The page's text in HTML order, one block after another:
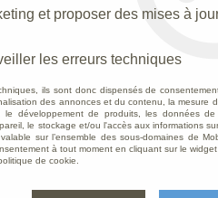
DE NOËL
et proposer des mises à
les erreurs techniques
ils sont donc dispensés de
des annonces et du contenu, la mesure
développement de produits, les données de
le stockage et/ou l'accès aux informations
sur l’ensemble des sous-domaines de
à tout moment en cliquant sur le
de cookie.